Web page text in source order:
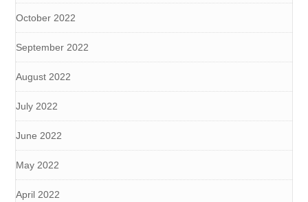
October 2022
September 2022
August 2022
July 2022
June 2022
May 2022
April 2022